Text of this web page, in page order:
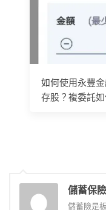
如何使用永豐
存股？複委託
儲蓄保
儲蓄險是